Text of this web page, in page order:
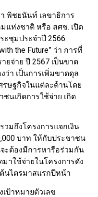
พิชยนันท์ เลขาธิการ
แห่งชาติ หรือ สศช. เปิด
ะชุมประจำปี 2566
the Future” ว่า การที่
จ่าย ปี 2567 เป็นขาด
า เป็นการเพิ่มขาดดุล
รษฐกิจในแต่ละด้านโดย
นเกิดการใช้จ่าย เกิด
วมถึงโครงการแจกเงิน
บาท ให้กับประชาชน
ะต้องมีการหารือร่วมกัน
าใช้จ่ายในโครงการดัง
นไตรมาสแรกปีหน้า
ป้าหมายตัวเลข